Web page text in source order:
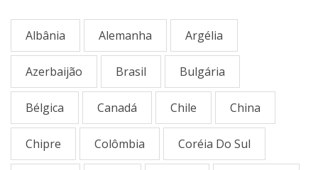
Albânia Alemanha Argélia
Azerbaijão Brasil Bulgária
Bélgica Canadá Chile China
Chipre Colômbia Coréia Do Sul